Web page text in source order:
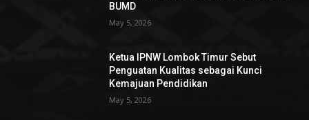
BUMD
May 5, 2026
Ketua IPNW Lombok Timur Sebut
Penguatan Kualitas sebagai Kunci
Kemajuan Pendidikan
May 5, 2026